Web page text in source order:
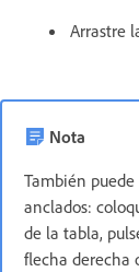
Arrastre
Nota
También
anclados:
de la tabla,
flecha derecha